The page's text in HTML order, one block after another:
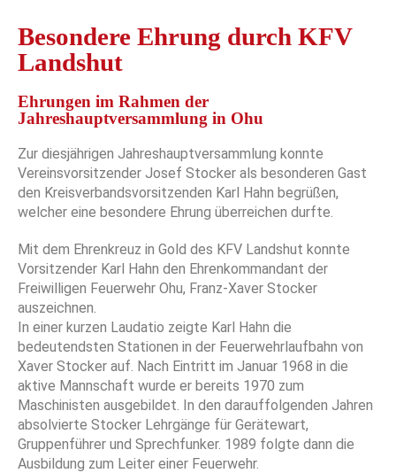
Besondere Ehrung durch KFV
Landshut
Ehrungen im Rahmen der
Jahreshauptversammlung in Ohu
Zur diesjährigen Jahreshauptversammlung konnte
Vereinsvorsitzender Josef Stocker als besonderen Gast
den Kreisverbandsvorsitzenden Karl Hahn begrüßen,
welcher eine besondere Ehrung überreichen durfte.
Mit dem Ehrenkreuz in Gold des KFV Landshut konnte
Vorsitzender Karl Hahn den Ehrenkommandant der
Freiwilligen Feuerwehr Ohu, Franz-Xaver Stocker
auszeichnen.
In einer kurzen Laudatio zeigte Karl Hahn die
bedeutendsten Stationen in der Feuerwehrlaufbahn von
Xaver Stocker auf. Nach Eintritt im Januar 1968 in die
aktive Mannschaft wurde er bereits 1970 zum
Maschinisten ausgebildet. In den darauffolgenden Jahren
absolvierte Stocker Lehrgänge für Gerätewart,
Gruppenführer und Sprechfunker. 1989 folgte dann die
Ausbildung zum Leiter einer Feuerwehr.